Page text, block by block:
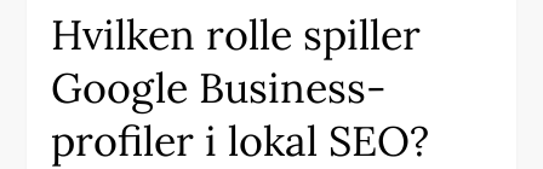
Hvilken rolle spiller
Google Business-
profiler i lokal SEO?